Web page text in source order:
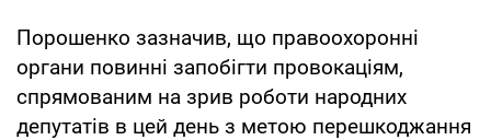
Порошенко зазначив, що правоохоронні
органи повинні запобігти провокаціям,
спрямованим на зрив роботи народних
депутатів в цей день з метою перешкоджання